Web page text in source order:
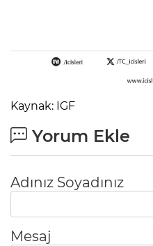
Kaynak: IGF
Yorum Ekle
Adınız Soyadınız
Mesaj